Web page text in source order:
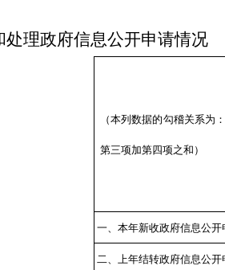
处理政府信息公开申请情况
（本列数据的勾稽关系为
第三项加第四项之和）
一、本年新收政府信息公开
二、上年结转政府信息公开